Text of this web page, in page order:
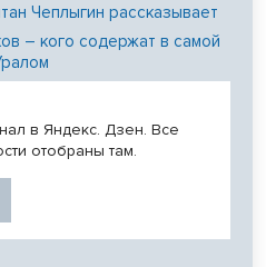
Чеплыгин рассказывает
– кого содержат в самой
в Яндекс. Дзен. Все
отобраны там.